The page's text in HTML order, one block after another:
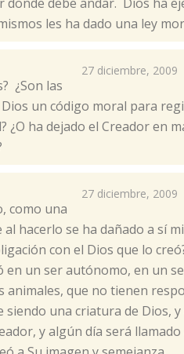
les ha dado una ley
27 diciembre, 2009
¿Son las
un código moral para
ha dejado el Creador en
27 diciembre, 2009
como una
hacerlo se ha dañado a sí
con el Dios que lo
en un ser autónomo, en un
animales, que no tienen
una criatura de Dios, y
y algún día será llamado